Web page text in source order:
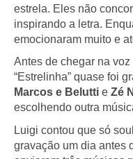
estrela. Eles não
inspirando a letra.
emocionaram muito e
Antes de chegar na
“Estrelinha” quase foi
Marcos e Belutti e Zé
escolhendo outra
Luigi contou que só
gravação um dia antes